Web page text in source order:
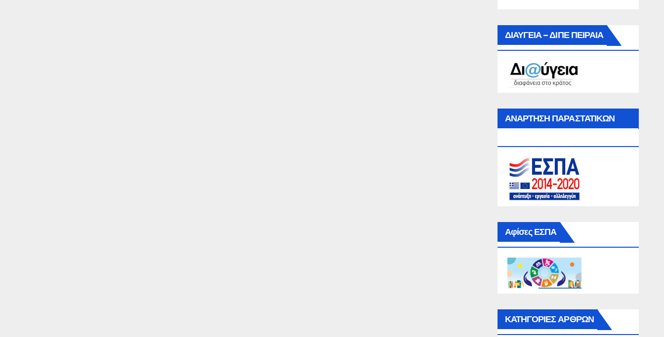
ΔΙΑΥΓΕΙΑ – ΔΙΠΕ ΠΕΙΡΑΙΑ
ΑΝΑΡΤΗΣΗ ΠΑΡΑΣΤΑΤΙΚΩΝ
Αφίσες ΕΣΠΑ
ΚΑΤΗΓΟΡΙΕΣ ΑΡΘΡΩΝ